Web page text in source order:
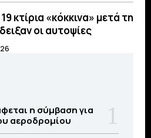
κτίρια «κόκκινα» μετά τη
οι αυτοψίες
η σύμβαση για
αεροδρομίου